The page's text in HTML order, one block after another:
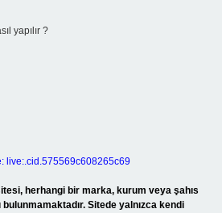
yapılır ?
live:.cid.575569c608265c69
herhangi bir marka, kurum veya şahıs
Sitede yalnızca kendi